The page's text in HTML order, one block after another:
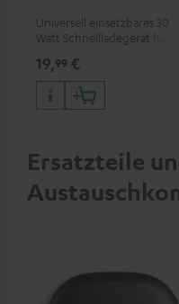
Universell einsetzbares 30
Watt Schnellladegerät für
Apple iPhones, Android
Smartphones, Tablets und
Geräte mit USB-C-Anschluss
19,99 €
Ersatzteile